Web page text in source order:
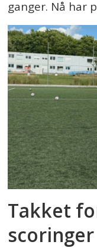
ganger. Nå har
Takket
scoringer